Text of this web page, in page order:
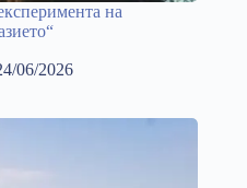
на
06/2026